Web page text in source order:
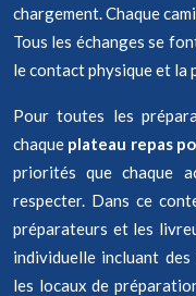
chargement. Chaque
Tous les échanges se
le contact physique et la
Pour toutes les
chaque plateau repas
priorités que chaque
respecter. Dans ce
préparateurs et les
individuelle incluant
les locaux de